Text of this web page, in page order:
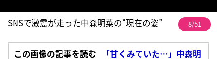
SNSで激震が走った中森明菜の“現在の姿” 8/51
この画像の記事を読む
「甘くみていた…」中森明